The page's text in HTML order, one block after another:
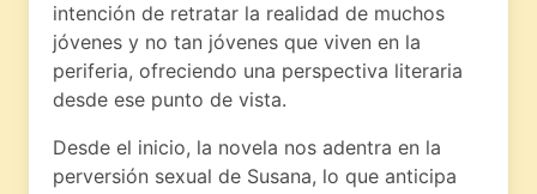
intención de retratar la realidad de muchos
jóvenes y no tan jóvenes que viven en la
periferia, ofreciendo una perspectiva literaria
desde ese punto de vista.
Desde el inicio, la novela nos adentra en la
perversión sexual de Susana, lo que anticipa